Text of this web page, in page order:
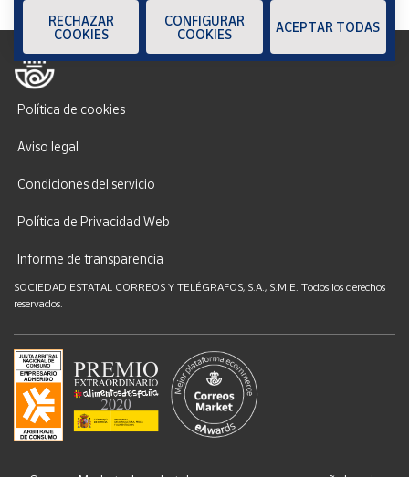
Política de cookies
Aviso legal
Condiciones del servicio
Política de Privacidad Web
Informe de transparencia
SOCIEDAD ESTATAL CORREOS Y TELÉGRAFOS, S.A., S.M.E. Todos los derechos
reservados.
RECHAZAR
COOKIES
CONFIGURAR
COOKIES
ACEPTAR TODAS